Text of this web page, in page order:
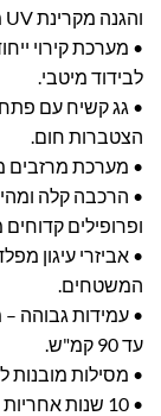
והגנה מקרינת UV מזיקה.
• מערכת קירוי
לבידוד מיטבי.
• גג קשיח עם פתח
הצטברות חום.
• מערכת מרזבים
• הרכבה קלה
ופרופילים
• אביזרי עיגון
המשטחים.
עד 90 קמ"ש.
• מסילות מובנות
• 10 שנות אחריות יצרן – איכות מוכחת לאורך שנים.